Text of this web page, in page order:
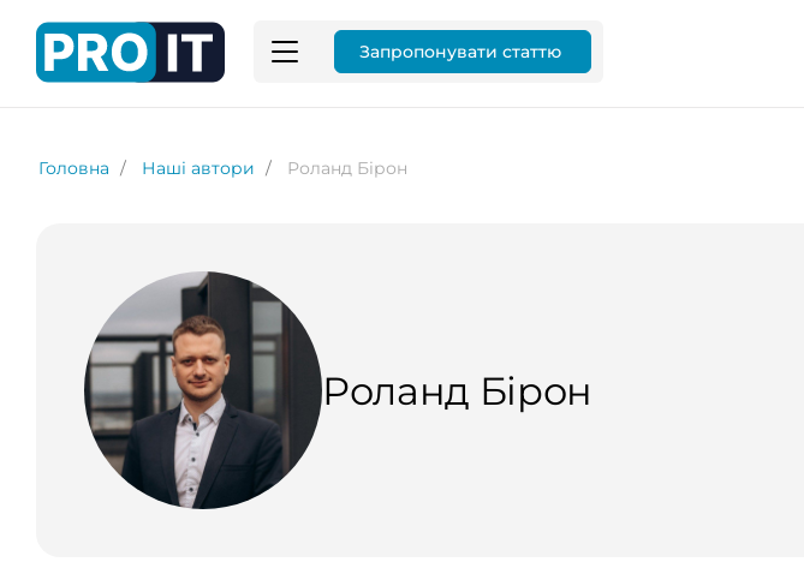
Запропонувати статтю
Головна Наші автори Роланд Бірон
Роланд Бірон